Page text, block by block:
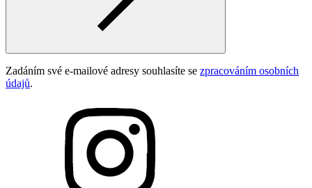
Zadáním své e-mailové adresy souhlasíte se zpracováním osobních
údajů.